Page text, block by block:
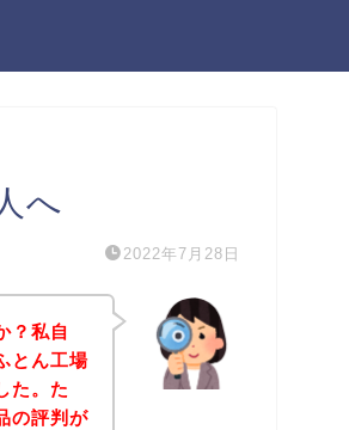
へ
2022年7月28日
？私自
とん工場
た。た
の評判が